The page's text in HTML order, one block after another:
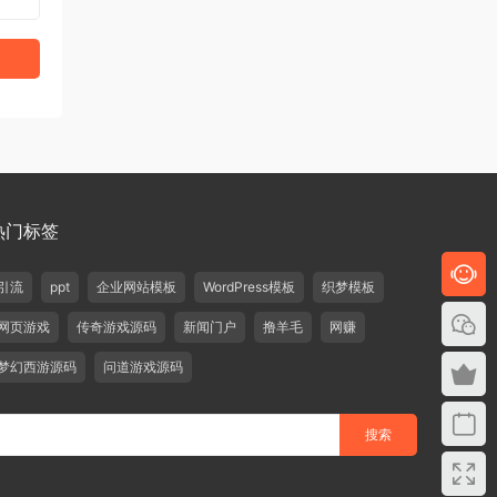
门标签
流 ppt 企业网站模板 WordPress模板 织梦模板
页游戏 传奇游戏源码 新闻门户 撸羊毛 网赚
幻西游源码 问道游戏源码